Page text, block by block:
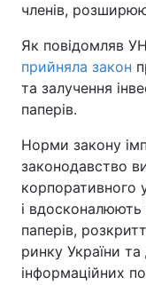
членів,
Як повідомляв
прийняла закон
та залучення
паперів.
Норми закону
законодавство
корпоративного
і вдосконалюють
паперів,
ринку України та
інформаційних